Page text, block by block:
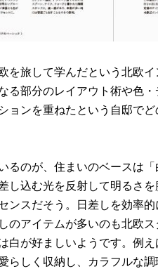
を旅して学んだという北欧
る部分のレイアウト術や色
ョンを重ねたという自邸で
るのが、住まいのベースは
し込む光を反射して明るさ
ンスだそう。日差しを効率的
のアイテムが多いのも北欧
白が好ましいようです。例
らしく収納し、カラフルな調